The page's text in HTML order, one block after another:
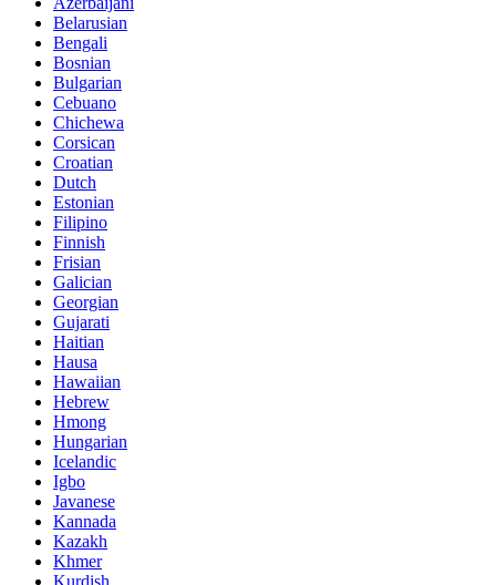
Belarusian
Bengali
Bosnian
Bulgarian
Cebuano
Chichewa
Corsican
Croatian
Dutch
Estonian
Filipino
Finnish
Frisian
Galician
Georgian
Gujarati
Haitian
Hausa
Hawaiian
Hebrew
Hmong
Hungarian
Icelandic
Igbo
Javanese
Kannada
Kazakh
Khmer
Kurdish